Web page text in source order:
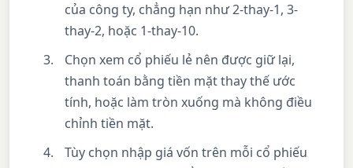
của công ty, chẳng hạn như 2-thay-1, 3-
thay-2, hoặc 1-thay-10.
Chọn xem cổ phiếu lẻ nên được giữ lại,
thanh toán bằng tiền mặt thay thế ước
tính, hoặc làm tròn xuống mà không điều
chỉnh tiền mặt.
Tùy chọn nhập giá vốn trên mỗi cổ phiếu